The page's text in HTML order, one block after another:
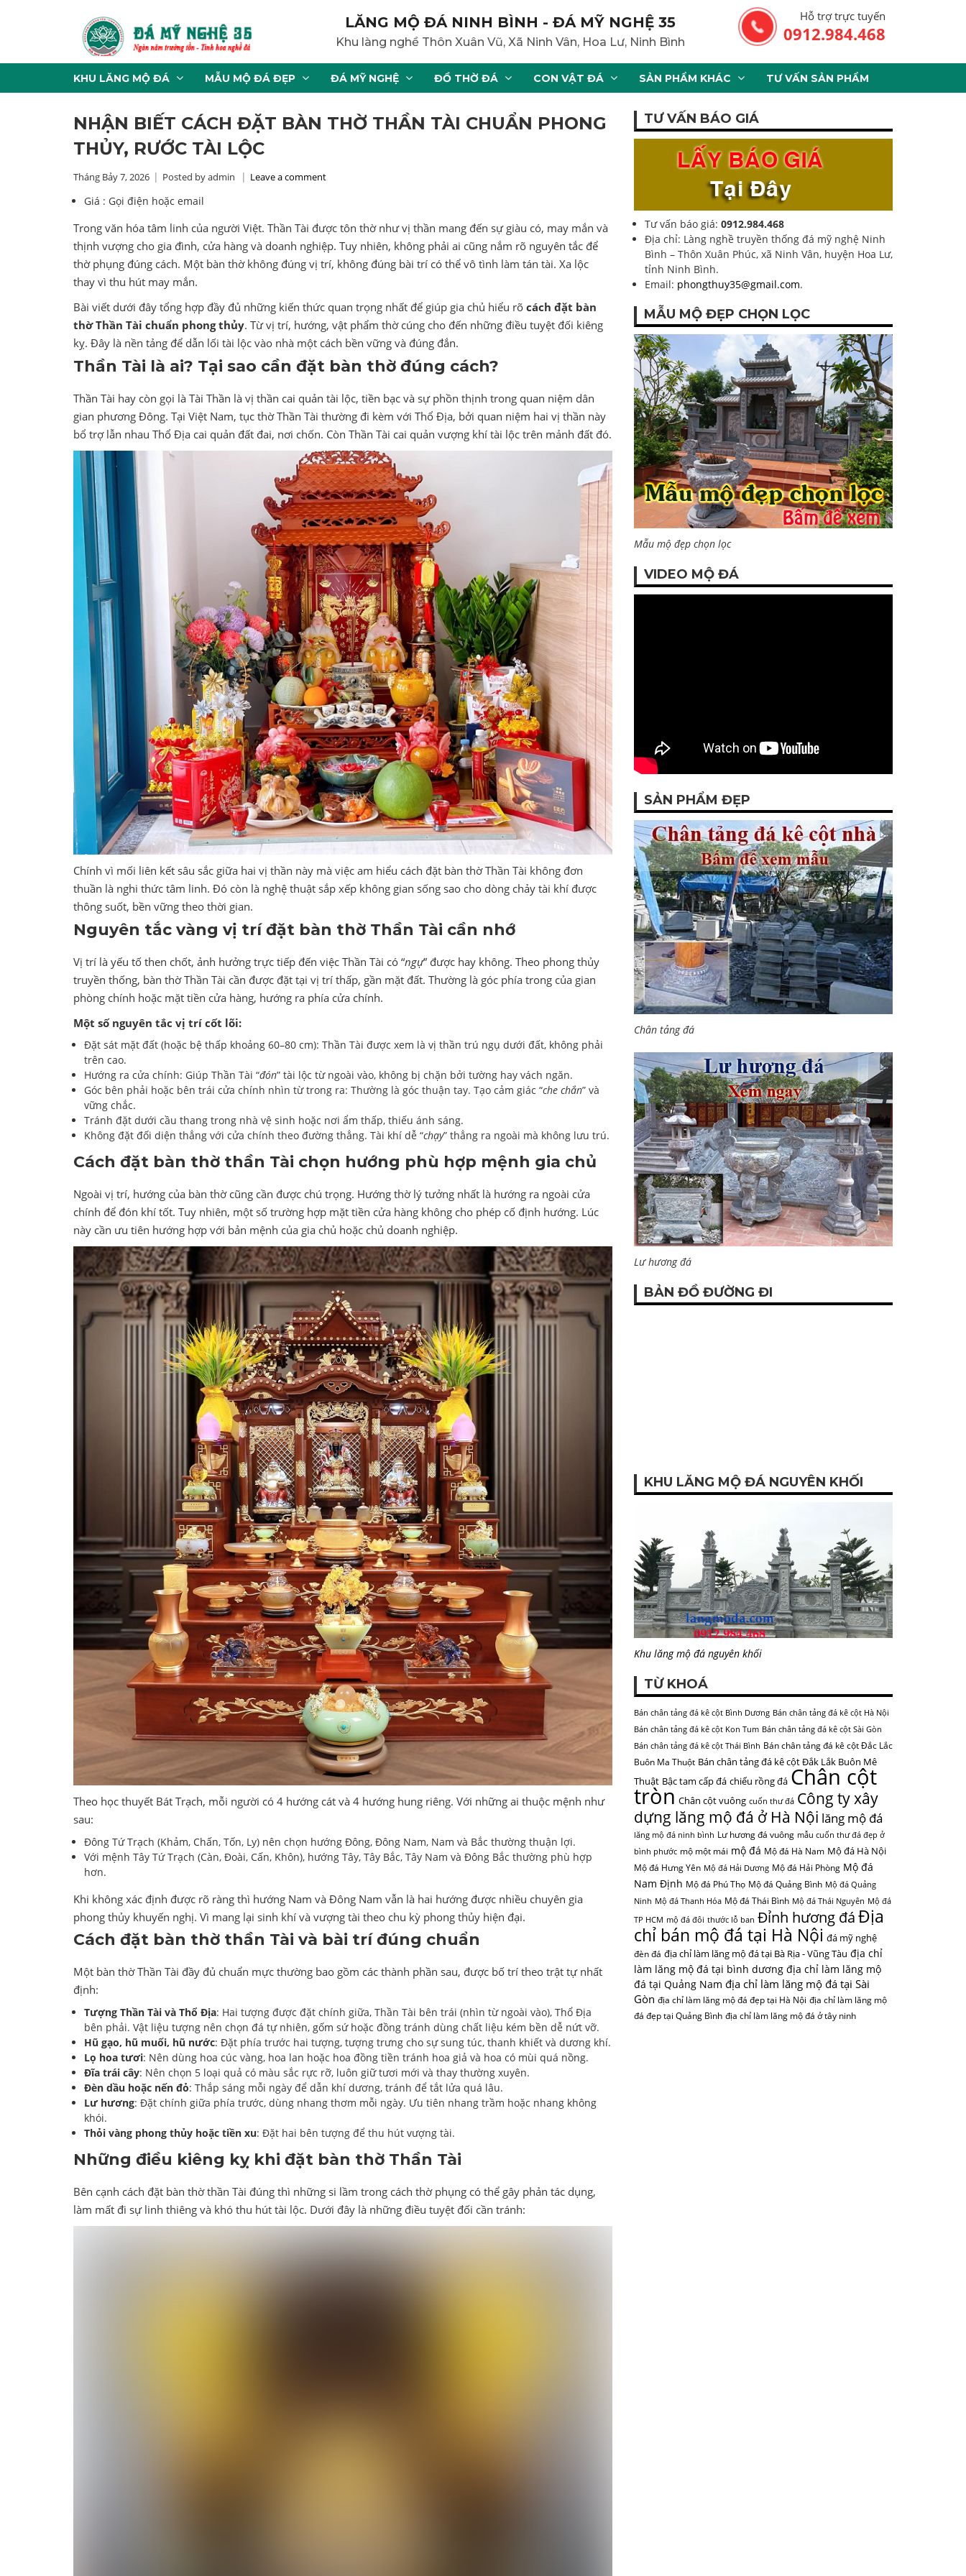
LĂNG MỘ ĐÁ NINH BÌNH - ĐÁ MỸ NGHỆ 35
Khu làng nghề Thôn Xuân Vũ, Xã Ninh Vân, Hoa Lư, Ninh Bình
Hỗ trợ trực tuyến
0912.984.468
KHU LĂNG MỘ ĐÁ MẪU MỘ ĐÁ ĐẸP ĐÁ MỸ NGHỆ ĐỒ THỜ ĐÁ CON VẬT ĐÁ SẢN PHẨM KHÁC TƯ VẤN SẢN PHẨM
NHẬN BIẾT CÁCH ĐẶT BÀN THỜ THẦN TÀI CHUẨN PHONG
THỦY, RƯỚC TÀI LỘC
Tháng Bảy 7, 2026 Posted by admin Leave a comment
Giá : Gọi điện hoặc email
Trong văn hóa tâm linh của người Việt. Thần Tài được tôn thờ như vị thần mang đến sự giàu có, may mắn và
thịnh vượng cho gia đình, cửa hàng và doanh nghiệp. Tuy nhiên, không phải ai cũng nắm rõ nguyên tắc để
thờ phụng đúng cách. Một bàn thờ không đúng vị trí, không đúng bài trí có thể vô tình làm tán tài. Xa lộc
thay vì thu hút may mắn.
Bài viết dưới đây tổng hợp đầy đủ những kiến thức quan trọng nhất để giúp gia chủ hiểu rõ cách đặt bàn
thờ Thần Tài chuẩn phong thủy. Từ vị trí, hướng, vật phẩm thờ cúng cho đến những điều tuyệt đối kiêng
kỵ. Đây là nền tảng để dẫn lối tài lộc vào nhà một cách bền vững và đúng đắn.
Thần Tài là ai? Tại sao cần đặt bàn thờ đúng cách?
Thần Tài hay còn gọi là Tài Thần là vị thần cai quản tài lộc, tiền bạc và sự phồn thịnh trong quan niệm dân
gian phương Đông. Tại Việt Nam, tục thờ Thần Tài thường đi kèm với Thổ Địa, bởi quan niệm hai vị thần này
bổ trợ lẫn nhau Thổ Địa cai quản đất đai, nơi chốn. Còn Thần Tài cai quản vượng khí tài lộc trên mảnh đất đó.
Chính vì mối liên kết sâu sắc giữa hai vị thần này mà việc am hiểu cách đặt bàn thờ Thần Tài không đơn
thuần là nghi thức tâm linh. Đó còn là nghệ thuật sắp xếp không gian sống sao cho dòng chảy tài khí được
thông suốt, bền vững theo thời gian.
Nguyên tắc vàng vị trí đặt bàn thờ Thần Tài cần nhớ
Vị trí là yếu tố then chốt, ảnh hưởng trực tiếp đến việc Thần Tài có “ngự” được hay không. Theo phong thủy
truyền thống, bàn thờ Thần Tài cần được đặt tại vị trí thấp, gần mặt đất. Thường là góc phía trong của gian
phòng chính hoặc mặt tiền cửa hàng, hướng ra phía cửa chính.
Một số nguyên tắc vị trí cốt lõi:
Đặt sát mặt đất (hoặc bệ thấp khoảng 60–80 cm): Thần Tài được xem là vị thần trú ngụ dưới đất, không phải
trên cao.
Hướng ra cửa chính: Giúp Thần Tài “đón” tài lộc từ ngoài vào, không bị chặn bởi tường hay vách ngăn.
Góc bên phải hoặc bên trái cửa chính nhìn từ trong ra: Thường là góc thuận tay. Tạo cảm giác “che chắn” và
vững chắc.
Tránh đặt dưới cầu thang trong nhà vệ sinh hoặc nơi ẩm thấp, thiếu ánh sáng.
Không đặt đối diện thẳng với cửa chính theo đường thẳng. Tài khí dễ “chạy” thẳng ra ngoài mà không lưu trú.
Cách đặt bàn thờ thần Tài chọn hướng phù hợp mệnh gia chủ
Ngoài vị trí, hướng của bàn thờ cũng cần được chú trọng. Hướng thờ lý tưởng nhất là hướng ra ngoài cửa
chính để đón khí tốt. Tuy nhiên, một số trường hợp mặt tiền cửa hàng không cho phép cố định hướng. Lúc
này cần ưu tiên hướng hợp với bản mệnh của gia chủ hoặc chủ doanh nghiệp.
Theo học thuyết Bát Trạch, mỗi người có 4 hướng cát và 4 hướng hung riêng. Với những ai thuộc mệnh như
sau:
Đông Tứ Trạch (Khảm, Chấn, Tốn, Ly) nên chọn hướng Đông, Đông Nam, Nam và Bắc thường thuận lợi.
Với mệnh Tây Tứ Trạch (Càn, Đoài, Cấn, Khôn), hướng Tây, Tây Bắc, Tây Nam và Đông Bắc thường phù hợp
hơn.
Khi không xác định được rõ ràng thì hướng Nam và Đông Nam vẫn là hai hướng được nhiều chuyên gia
phong thủy khuyến nghị. Vì mang lại sinh khí và vượng tài theo chu kỳ phong thủy hiện đại.
Cách đặt bàn thờ thần Tài và bài trí đúng chuẩn
Một bàn thờ Thần Tài đầy đủ chuẩn mực thường bao gồm các thành phần sau, được bố trí theo trật tự nhất
định:
Tượng Thần Tài và Thổ Địa: Hai tượng được đặt chính giữa, Thần Tài bên trái (nhìn từ ngoài vào), Thổ Địa
bên phải. Vật liệu tượng nên chọn đá tự nhiên, gốm sứ hoặc đồng tránh dùng chất liệu kém bền dễ nứt vỡ.
Hũ gạo, hũ muối, hũ nước: Đặt phía trước hai tượng, tượng trưng cho sự sung túc, thanh khiết và dương khí.
Lọ hoa tươi: Nên dùng hoa cúc vàng, hoa lan hoặc hoa đồng tiền tránh hoa giả và hoa có mùi quá nồng.
Đĩa trái cây: Nên chọn 5 loại quả có màu sắc rực rỡ, luôn giữ tươi mới và thay thường xuyên.
Đèn dầu hoặc nến đỏ: Thắp sáng mỗi ngày để dẫn khí dương, tránh để tắt lửa quá lâu.
Lư hương: Đặt chính giữa phía trước, dùng nhang thơm mỗi ngày. Ưu tiên nhang trầm hoặc nhang không
khói.
Thỏi vàng phong thủy hoặc tiền xu: Đặt hai bên tượng để thu hút vượng tài.
Những điều kiêng kỵ khi đặt bàn thờ Thần Tài
Bên cạnh cách đặt bàn thờ thần Tài đúng thì những si lầm trong cách thờ phụng có thể gây phản tác dụng,
làm mất đi sự linh thiêng và khó thu hút tài lộc. Dưới đây là những điều tuyệt đối cần tránh:
TƯ VẤN BÁO GIÁ
Tư vấn báo giá: 0912.984.468
Địa chỉ: Làng nghề truyền thống đá mỹ nghệ Ninh
Bình – Thôn Xuân Phúc, xã Ninh Vân, huyện Hoa Lư,
tỉnh Ninh Bình.
Email: phongthuy35@gmail.com.
MẪU MỘ ĐẸP CHỌN LỌC
Mẫu mộ đẹp chọn lọc
VIDEO MỘ ĐÁ
SẢN PHẨM ĐẸP
Chân tảng đá
Lư hương đá
BẢN ĐỒ ĐƯỜNG ĐI
KHU LĂNG MỘ ĐÁ NGUYÊN KHỐI
Khu lăng mộ đá nguyên khối
TỪ KHOÁ
Bán chân tảng đá kê cột Bình Dương Bán chân tảng đá kê cột Hà Nội
Bán chân tảng đá kê cột Kon Tum Bán chân tảng đá kê cột Sài Gòn
Bán chân tảng đá kê cột Thái Bình Bán chân tảng đá kê cột Đắc Lắc
Buôn Ma Thuột Bán chân tảng đá kê cột Đắk Lắk Buôn Mê
Thuật Bậc tam cấp đá chiếu rồng đá Chân cột
tròn Chân cột vuông cuốn thư đá Công ty xây
dựng lăng mộ đá ở Hà Nội lăng mộ đá
lăng mộ đá ninh bình Lư hương đá vuông mẫu cuốn thư đá đẹp ở
bình phước mộ một mái mộ đá Mộ đá Hà Nam Mộ đá Hà Nội
Mộ đá Hưng Yên Mộ đá Hải Dương Mộ đá Hải Phòng Mộ đá
Nam Định Mộ đá Phú Thọ Mộ đá Quảng Bình Mộ đá Quảng
Ninh Mộ đá Thanh Hóa Mộ đá Thái Bình Mộ đá Thái Nguyên Mộ đá
TP HCM mộ đá đôi thước lỗ ban Đỉnh hương đáĐịa
chỉ bán mộ đá tại Hà Nội đá mỹ nghệ
đèn đá địa chỉ làm lăng mộ đá tại Bà Rịa - Vũng Tàu địa chỉ
làm lăng mộ đá tại bình dương địa chỉ làm lăng mộ
đá tại Quảng Nam địa chỉ làm lăng mộ đá tại Sài
Gòn địa chỉ làm lăng mộ đá đẹp tại Hà Nội địa chỉ làm lăng mộ
đá đẹp tại Quảng Bình địa chỉ làm lăng mộ đá ở tây ninh